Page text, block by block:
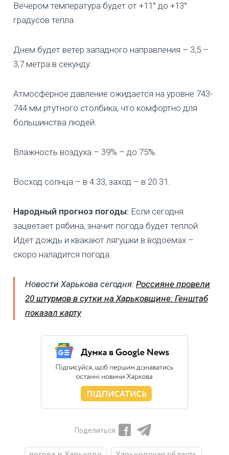
Вечером температура будет от +11° до +13°
градусов тепла.
Днем будет ветер западного направления – 3,5 –
3,7 метра в секунду.
Атмосферное давление ожидается на уровне 743-
744 мм ртутного столбика, что комфортно для
большинства людей.
Влажность воздуха – 39% – до 75%.
Восход солнца – в 4:33, заход – в 20:31.
Народный прогноз погоды: Если сегодня
зацветает рябина, значит погода будет теплой.
Идет дождь и квакают лягушки в водоемах –
скоро наладится погода.
Новости Харькова сегодня: Россияне провели
20 штурмов в сутки на Харьковщине: Генштаб
показал карту
Поделиться